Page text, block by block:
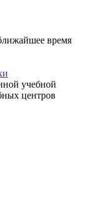
время
учебной
центров